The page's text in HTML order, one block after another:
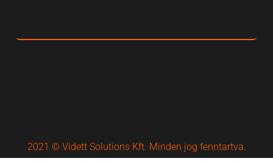
2021 © Vidett Solutions Kft. Minden jog fenntartva.